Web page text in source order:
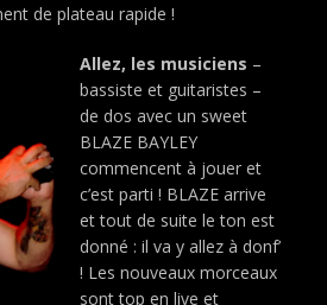
de plateau rapide !
Allez, les musiciens –
bassiste et guitaristes –
de dos avec un sweet
BLAZE BAYLEY
commencent à jouer et
c’est parti ! BLAZE arrive
et tout de suite le ton est
donné : il va y allez à donf’
! Les nouveaux morceaux
sont top en live et